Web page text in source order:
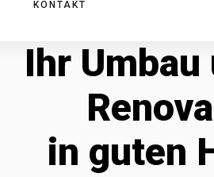
KONTAKT
Ihr
in guten